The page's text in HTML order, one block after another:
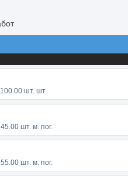
100.00 шт. шт
шт. м. пог.
шт. м. пог.